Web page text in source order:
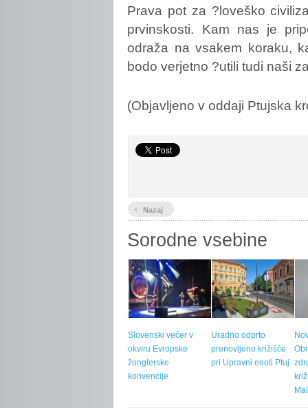
Prava pot za ?loveško
prvinskosti. Kam nas je
odraža na vsakem koraku,
bodo verjetno ?utili tudi naši
(Objavljeno v oddaji Ptujska
‹ Nazaj
Sorodne vsebine
Slovenski večer v
okviru Evropske
žonglerske
konvencije
Uradno odprto
prenovljeno križišče
pri Upravni enoti Ptuj